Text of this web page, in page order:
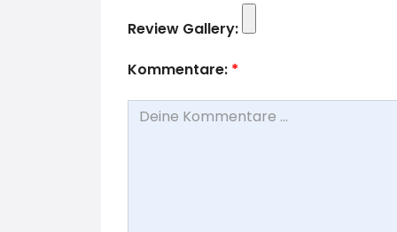
Review Gallery:
Kommentare: *